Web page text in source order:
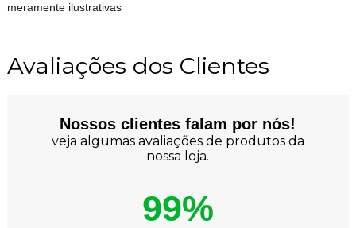
meramente ilustrativas
Avaliações dos Clientes
Nossos clientes falam por nós!
veja algumas avaliações de produtos da
nossa loja.
99%